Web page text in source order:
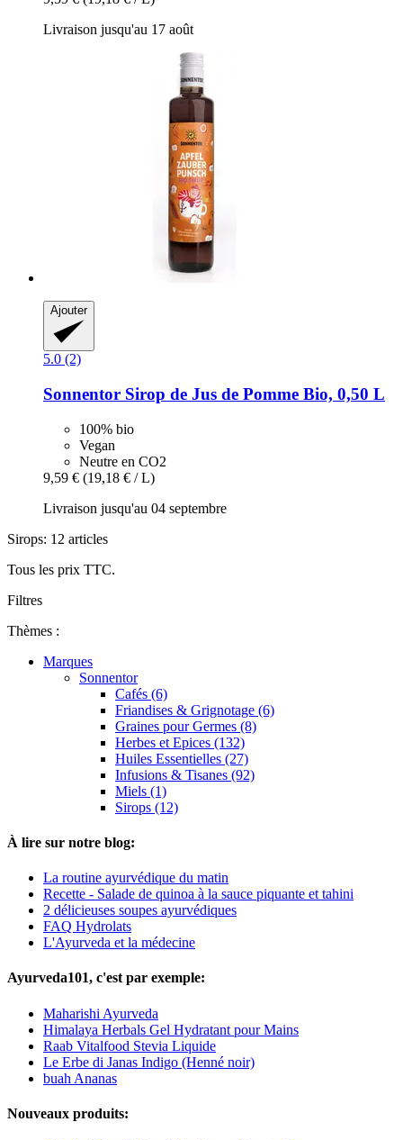
Livraison jusqu'au 17 août
Ajouter
5.0 (2)
Sonnentor Sirop de Jus de Pomme Bio, 0,50 L
100% bio
Vegan
Neutre en CO2
9,59 € (19,18 € / L)
Livraison jusqu'au 04 septembre
Sirops: 12 articles
Tous les prix TTC.
Filtres
Thèmes :
Marques
Sonnentor
Cafés (6)
Friandises & Grignotage (6)
Graines pour Germes (8)
Herbes et Epices (132)
Huiles Essentielles (27)
Infusions & Tisanes (92)
Miels (1)
Sirops (12)
À lire sur notre blog:
La routine ayurvédique du matin
Recette - Salade de quinoa à la sauce piquante et tahini
2 délicieuses soupes ayurvédiques
FAQ Hydrolats
L'Ayurveda et la médecine
Ayurveda101, c'est par exemple:
Maharishi Ayurveda
Himalaya Herbals Gel Hydratant pour Mains
Raab Vitalfood Stevia Liquide
Le Erbe di Janas Indigo (Henné noir)
buah Ananas
Nouveaux produits: